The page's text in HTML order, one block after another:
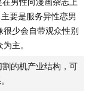
要是服务异性恋男
少会自带观众性别
主。
的机产业结构，可